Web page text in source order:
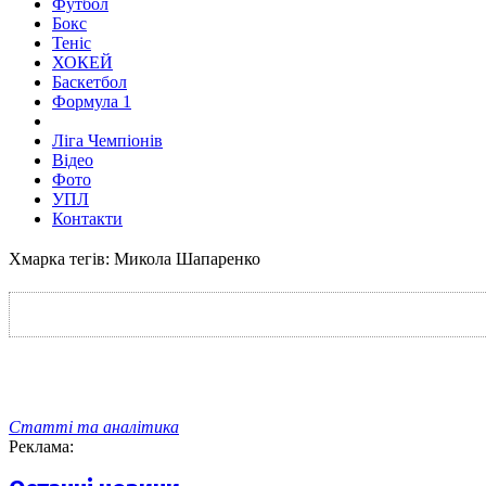
Футбол
Бокс
Теніс
ХОКЕЙ
Баскетбол
Формула 1
Ліга Чемпіонів
Відео
Фото
УПЛ
Контакти
Хмарка тегів: Микола Шапаренко
Статті та аналітика
Реклама: